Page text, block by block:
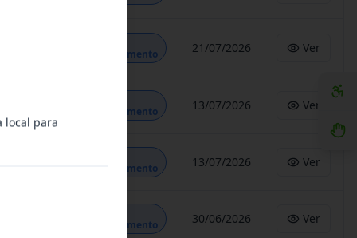
Andamento
21/07/2026 Ver
Andamento
13/07/2026 Ver
Andamento
13/07/2026 Ver
Andamento
30/06/2026 Ver
local para